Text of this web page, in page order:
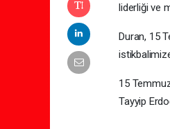
liderliği ve
Duran, 15
15
Tayyip